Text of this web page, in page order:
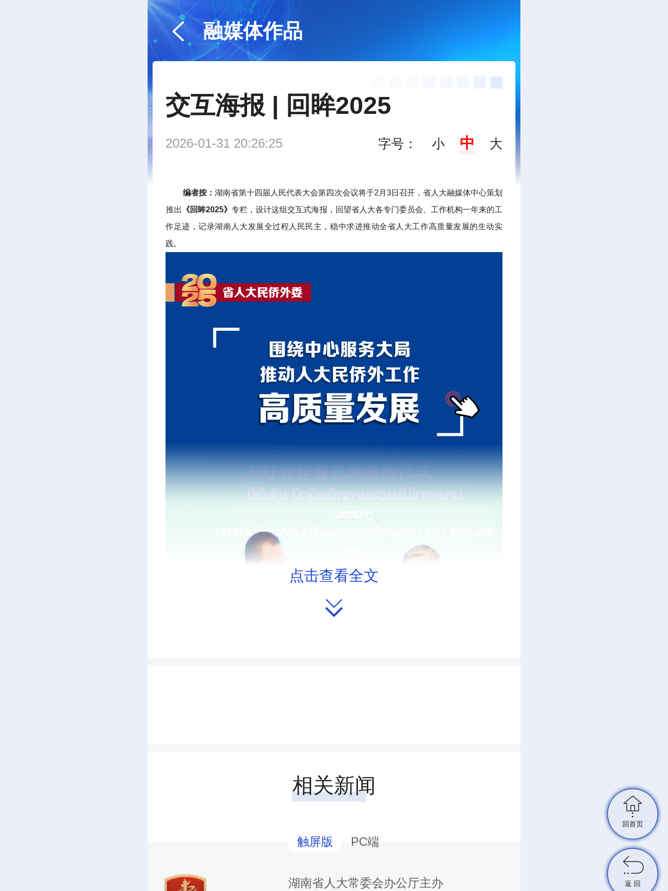
融媒体作品
交互海报 | 回眸2025
2026-01-31 20:26:25 字号： 小 中 大
编者按：湖南省第十四届人民代表大会第四次会议将于2月3日召开，省人大融媒体中心策划
推出
《回眸2025》专栏，设计这组交互式海报，回望省人大各专门委员会、工作机构一年来的工
作足迹，记录湖南人大发展全过程人民民主，稳中求进推动全省人大工作高质量发展的生动实
践。
点击查看全文

相关新闻
触屏版 PC端
湖南省人大常委会办公厅主办

回首页

返 回